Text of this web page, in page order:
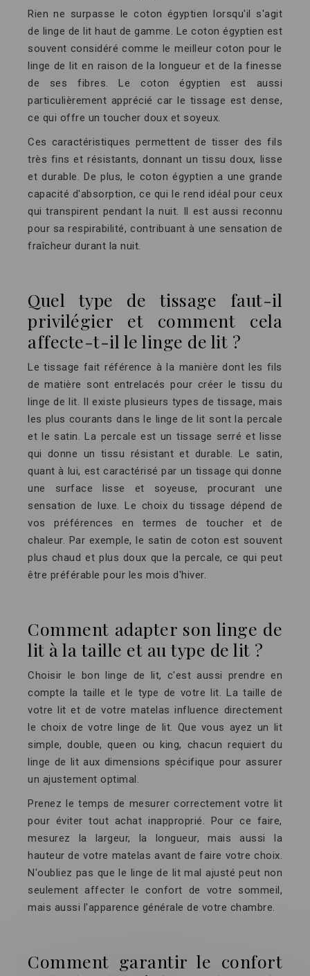
Rien ne surpasse le coton égyptien lorsqu'il s'agit
de linge de lit haut de gamme. Le coton égyptien est
souvent considéré comme le meilleur coton pour le
linge de lit en raison de la longueur et de la finesse
de ses fibres. Le coton égyptien est aussi
particulièrement apprécié car le tissage est dense,
ce qui offre un toucher doux et soyeux.
Ces caractéristiques permettent de tisser des fils
très fins et résistants, donnant un tissu doux, lisse
et durable. De plus, le coton égyptien a une grande
capacité d'absorption, ce qui le rend idéal pour ceux
qui transpirent pendant la nuit. Il est aussi reconnu
pour sa respirabilité, contribuant à une sensation de
fraîcheur durant la nuit.
Quel type de tissage faut-il
privilégier et comment cela
affecte-t-il le linge de lit ?
Le tissage fait référence à la manière dont les fils
de matière sont entrelacés pour créer le tissu du
linge de lit. Il existe plusieurs types de tissage, mais
les plus courants dans le linge de lit sont la percale
et le satin. La percale est un tissage serré et lisse
qui donne un tissu résistant et durable. Le satin,
quant à lui, est caractérisé par un tissage qui donne
une surface lisse et soyeuse, procurant une
sensation de luxe. Le choix du tissage dépend de
vos préférences en termes de toucher et de
chaleur. Par exemple, le satin de coton est souvent
plus chaud et plus doux que la percale, ce qui peut
être préférable pour les mois d'hiver.
Comment adapter son linge de
lit à la taille et au type de lit ?
Choisir le bon linge de lit, c'est aussi prendre en
compte la taille et le type de votre lit. La taille de
votre lit et de votre matelas influence directement
le choix de votre linge de lit. Que vous ayez un lit
simple, double, queen ou king, chacun requiert du
linge de lit aux dimensions spécifique pour assurer
un ajustement optimal.
Prenez le temps de mesurer correctement votre lit
pour éviter tout achat inapproprié. Pour ce faire,
mesurez la largeur, la longueur, mais aussi la
hauteur de votre matelas avant de faire votre choix.
N'oubliez pas que le linge de lit mal ajusté peut non
seulement affecter le confort de votre sommeil,
mais aussi l'apparence générale de votre chambre.
Comment garantir le confort